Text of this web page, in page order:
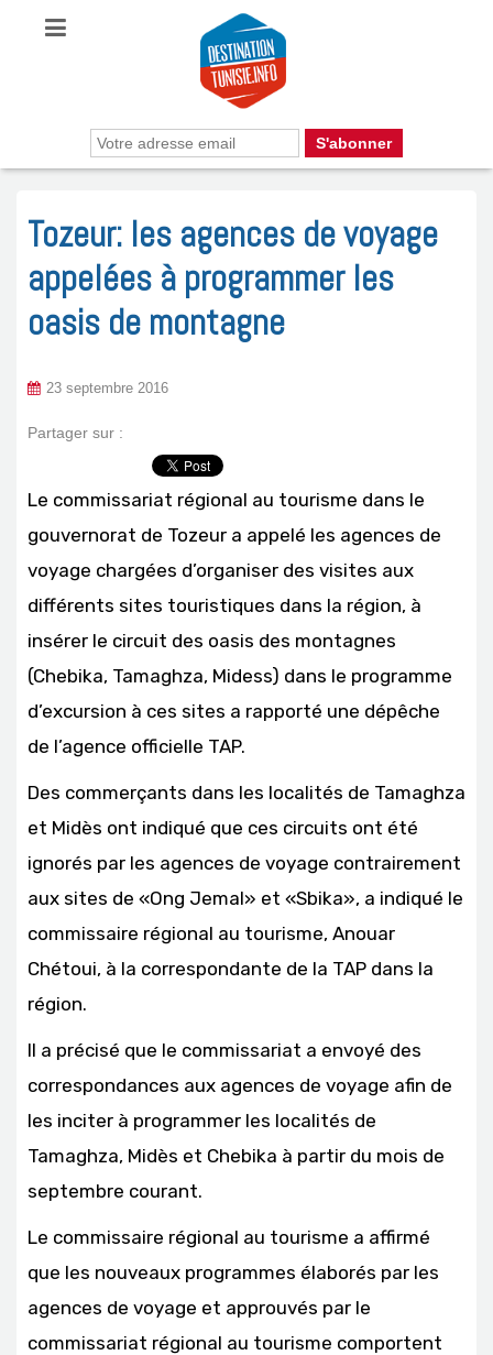
Tozeur: les agences de voyage
appelées à programmer les
oasis de montagne
23 septembre 2016
Partager sur :
Le commissariat régional au tourisme dans le
gouvernorat de Tozeur a appelé les agences de
voyage chargées d’organiser des visites aux
différents sites touristiques dans la région, à
insérer le circuit des oasis des montagnes
(Chebika, Tamaghza, Midess) dans le programme
d’excursion à ces sites a rapporté une dépêche
de l’agence officielle TAP.
Des commerçants dans les localités de Tamaghza
et Midès ont indiqué que ces circuits ont été
ignorés par les agences de voyage contrairement
aux sites de «Ong Jemal» et «Sbika», a indiqué le
commissaire régional au tourisme, Anouar
Chétoui, à la correspondante de la TAP dans la
région.
Il a précisé que le commissariat a envoyé des
correspondances aux agences de voyage afin de
les inciter à programmer les localités de
Tamaghza, Midès et Chebika à partir du mois de
septembre courant.
Le commissaire régional au tourisme a affirmé
que les nouveaux programmes élaborés par les
agences de voyage et approuvés par le
commissariat régional au tourisme comportent